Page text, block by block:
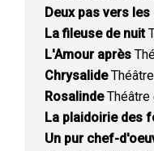
Deux pas vers
La fileuse de nuit
L'Amour après
Chrysalide
RosalindeThéâtre
La plaidoirie des
Un pur chef-